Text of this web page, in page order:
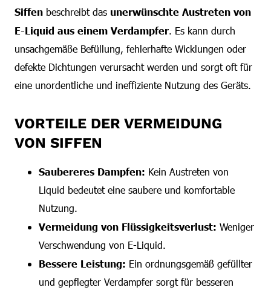
Siffen beschreibt das unerwünschte Austreten von
E-Liquid aus einem Verdampfer. Es kann durch
unsachgemäße Befüllung, fehlerhafte Wicklungen oder
defekte Dichtungen verursacht werden und sorgt oft für
eine unordentliche und ineffiziente Nutzung des Geräts.
VORTEILE DER VERMEIDUNG
VON SIFFEN
Saubereres Dampfen: Kein Austreten von
Liquid bedeutet eine saubere und komfortable
Nutzung.
Vermeidung von Flüssigkeitsverlust: Weniger
Verschwendung von E-Liquid.
Bessere Leistung: Ein ordnungsgemäß gefüllter
und gepflegter Verdampfer sorgt für besseren